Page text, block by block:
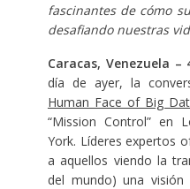
fascinantes de cómo
desafiando nuestras
Caracas, Venezuela
día de ayer, la
Human Face of Big
“Mission Control” en
York. Líderes expertos
a aquellos viendo la
del mundo) una visión